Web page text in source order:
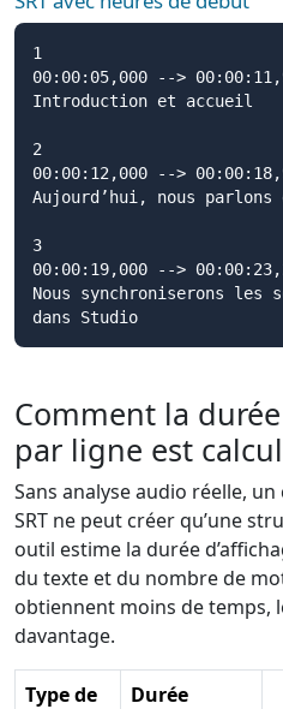
1
00:00:05,000 -->
Introduction et accueil
2
00:00:12,000 -->
Aujourd’hui, nous parlons
3
00:00:19,000 -->
Nous synchroniserons
dans Studio
Comment la
par ligne est
Sans analyse audio réelle,
SRT ne peut créer qu’une
outil estime la durée
du texte et du nombre de
obtiennent moins de temps,
davantage.
Type de
Durée